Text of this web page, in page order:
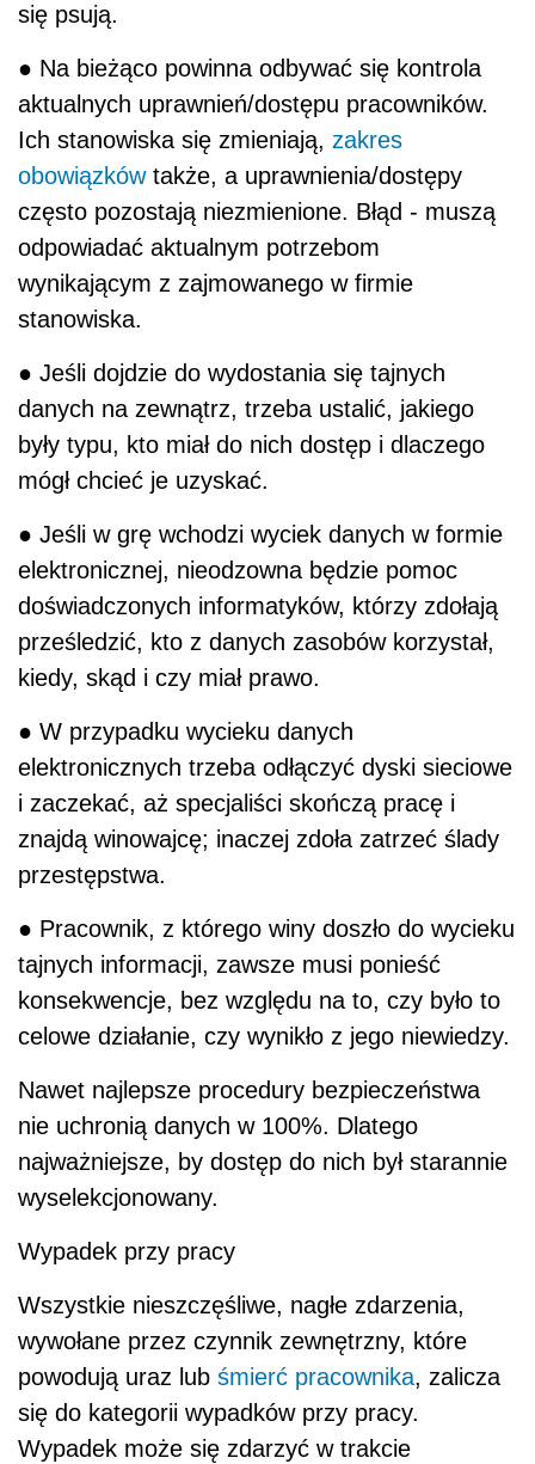
się psują.
● Na bieżąco powinna odbywać się kontrola
aktualnych uprawnień/dostępu pracowników.
Ich stanowiska się zmieniają, zakres
obowiązkówtakże, a uprawnienia/dostępy
często pozostają niezmienione. Błąd - muszą
odpowiadać aktualnym potrzebom
wynikającym z zajmowanego w firmie
stanowiska.
● Jeśli dojdzie do wydostania się tajnych
danych na zewnątrz, trzeba ustalić, jakiego
były typu, kto miał do nich dostęp i dlaczego
mógł chcieć je uzyskać.
● Jeśli w grę wchodzi wyciek danych w formie
elektronicznej, nieodzowna będzie pomoc
doświadczonych informatyków, którzy zdołają
prześledzić, kto z danych zasobów korzystał,
kiedy, skąd i czy miał prawo.
● W przypadku wycieku danych
elektronicznych trzeba odłączyć dyski sieciowe
i zaczekać, aż specjaliści skończą pracę i
znajdą winowajcę; inaczej zdoła zatrzeć ślady
przestępstwa.
● Pracownik, z którego winy doszło do wycieku
tajnych informacji, zawsze musi ponieść
konsekwencje, bez względu na to, czy było to
celowe działanie, czy wynikło z jego niewiedzy.
Nawet najlepsze procedury bezpieczeństwa
nie uchronią danych w 100%. Dlatego
najważniejsze, by dostęp do nich był starannie
wyselekcjonowany.
Wypadek przy pracy
Wszystkie nieszczęśliwe, nagłe zdarzenia,
wywołane przez czynnik zewnętrzny, które
powodują uraz lub śmierć pracownika, zalicza
się do kategorii wypadków przy pracy.
Wypadek może się zdarzyć w trakcie